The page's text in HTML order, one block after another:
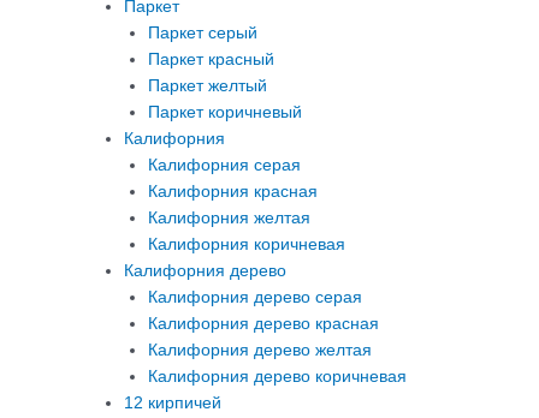
Паркет
Паркет серый
Паркет красный
Паркет желтый
Паркет коричневый
Калифорния
Калифорния серая
Калифорния красная
Калифорния желтая
Калифорния коричневая
Калифорния дерево
Калифорния дерево серая
Калифорния дерево красная
Калифорния дерево желтая
Калифорния дерево коричневая
12 кирпичей